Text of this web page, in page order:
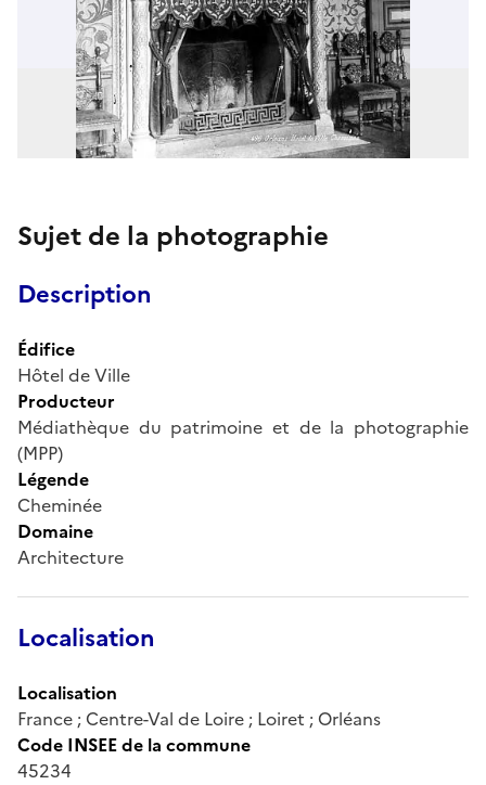
Sujet de la photographie
Description
Édifice
Hôtel de Ville
Producteur
Médiathèque du patrimoine et de la photographie
(MPP)
Légende
Cheminée
Domaine
Architecture
Localisation
Localisation
France ; Centre-Val de Loire ; Loiret ; Orléans
Code INSEE de la commune
45234